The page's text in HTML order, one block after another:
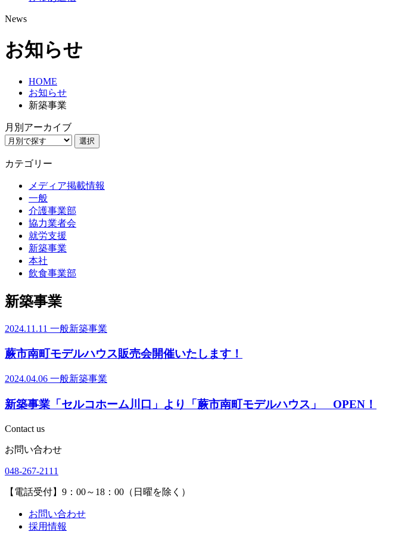
News
お知らせ
HOME
お知らせ
新築事業
月別アーカイブ
選択
カテゴリー
メディア掲載情報
一般
介護事業部
協力業者会
就労支援
新築事業
本社
飲食事業部
新築事業
2024.11.11 一般新築事業
蕨市南町モデルハウス販売会開催いたします！
2024.04.06 一般新築事業
新築事業「セルコホーム川口」より「蕨市南町モデルハウス」 OPEN！
Contact us
お問い合わせ
048-267-2111
【電話受付】9：00～18：00（日曜を除く）
お問い合わせ
採用情報